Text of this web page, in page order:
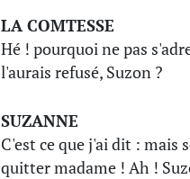
LA COMTESSE
Hé ! pourquoi ne pas
l'aurais refusé, Suzon ?
SUZANNE
C'est ce que j'ai dit : mais
quitter madame ! Ah !